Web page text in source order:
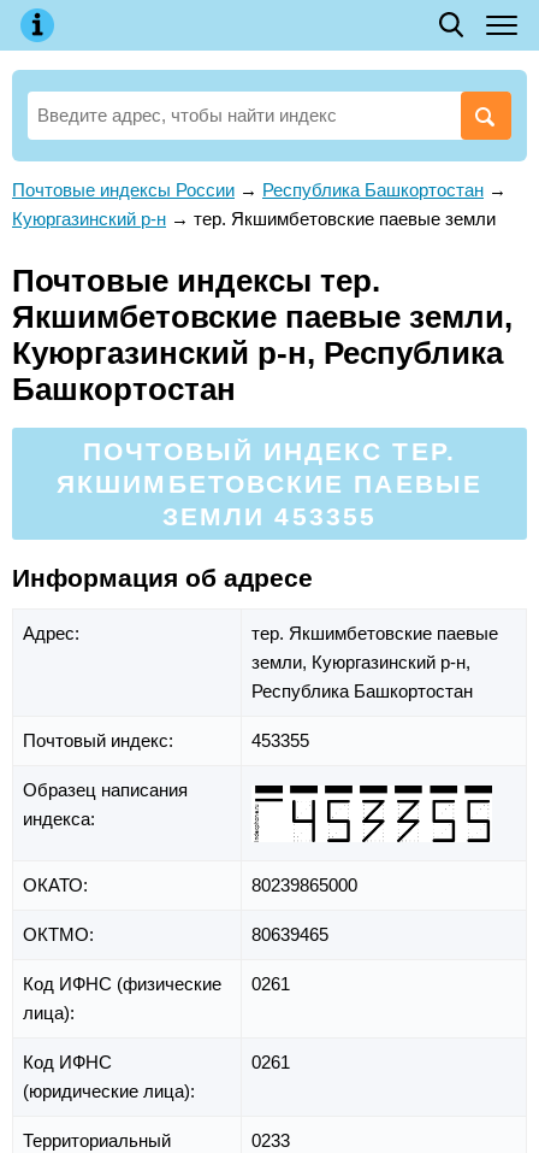
Почтовые индексы России → Республика Башкортостан →
Куюргазинский р-н → тер. Якшимбетовские паевые земли
Почтовые индексы тер.
Якшимбетовские паевые земли,
Куюргазинский р-н, Республика
Башкортостан
ПОЧТОВЫЙ ИНДЕКС ТЕР.
ЯКШИМБЕТОВСКИЕ ПАЕВЫЕ
ЗЕМЛИ 453355
Информация об адресе
Адрес:
тер. Якшимбетовские паевые
земли, Куюргазинский р-н,
Республика Башкортостан
Почтовый индекс: 453355
Образец написания
индекса:
ОКАТО: 80239865000
ОКТМО: 80639465
Код ИФНС (физические
лица):
0261
Код ИФНС
(юридические лица):
0261
Территориальный
0233